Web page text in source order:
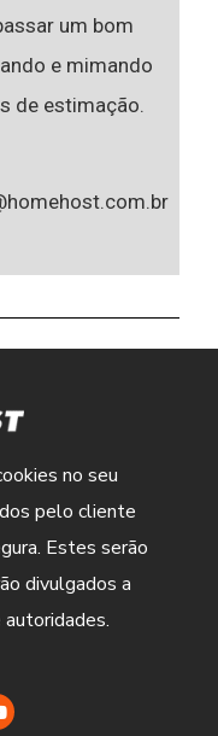
um bom
e mimando
de estimação.
no seu
pelo cliente
Estes serão
divulgados a